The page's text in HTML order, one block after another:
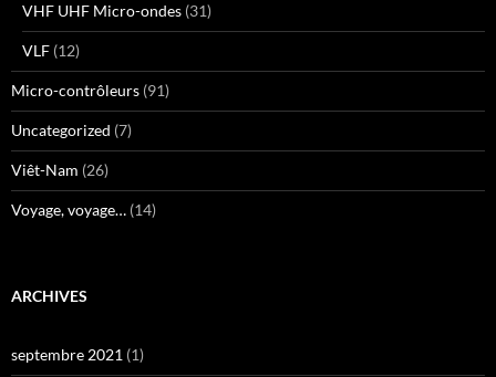
VHF UHF Micro-ondes (31)
VLF (12)
Micro-contrôleurs (91)
Uncategorized (7)
Viêt-Nam (26)
Voyage, voyage… (14)
ARCHIVES
septembre 2021 (1)